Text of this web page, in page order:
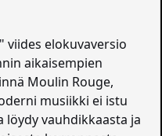
elokuvaversio
aikaisempien
Moulin Rouge,
musiikki ei istu
löydy vauhdikkaasta ja